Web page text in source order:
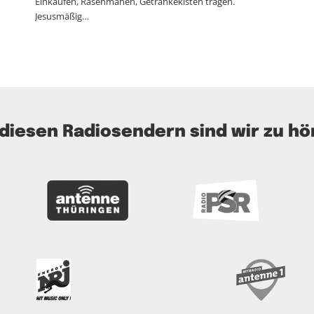
Jesusmäßig…
Radiosendern sind wir zu